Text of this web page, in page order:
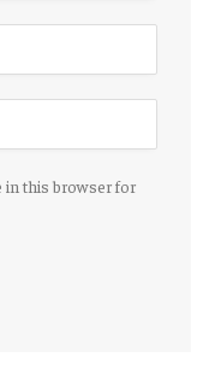
in this browser for